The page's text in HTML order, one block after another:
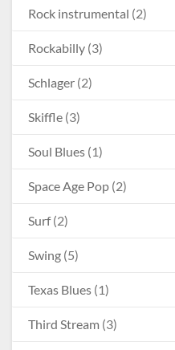
Rock instrumental (2)
Rockabilly (3)
Schlager (2)
Skiffle (3)
Soul Blues (1)
Space Age Pop (2)
Surf(2)
Swing (5)
Texas Blues (1)
Third Stream (3)